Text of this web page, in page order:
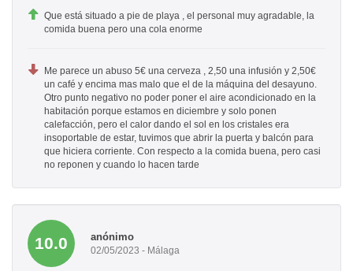
Que está situado a pie de playa , el personal muy agradable, la
comida buena pero una cola enorme
Me parece un abuso 5€ una cerveza , 2,50 una infusión y 2,50€
un café y encima mas malo que el de la máquina del desayuno.
Otro punto negativo no poder poner el aire acondicionado en la
habitación porque estamos en diciembre y solo ponen
calefacción, pero el calor dando el sol en los cristales era
insoportable de estar, tuvimos que abrir la puerta y balcón para
que hiciera corriente. Con respecto a la comida buena, pero casi
no reponen y cuando lo hacen tarde
10.0 anónimo
02/05/2023 - Málaga